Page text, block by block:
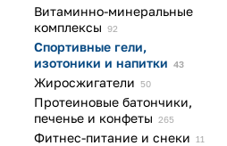
Витаминно-минеральные
комплексы 92
Спортивные гели,
изотоники и напитки 43
Жиросжигатели 50
Протеиновые батончики,
печенье и конфеты 265
Фитнес-питание и снеки 11